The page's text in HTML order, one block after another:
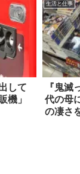
して
機」
生活と仕事
『鬼滅
代の母
の凄さ